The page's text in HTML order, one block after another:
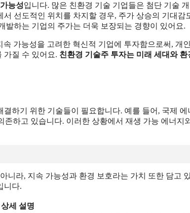
능성입니다. 많은 친환경 기술 기업들은 첨단 기술 개
선도적인 위치를 차지할 경우, 주가 상승의 기대감
발하는 기업의 주가는 더욱 보장되는 경향이 있어요.
가능성을 고려한 혁신적 기업에 투자함으로써, 개
가질 수 있어요. 친환경 기술주 투자는 미래 세대와 환
하기 위한 기술들이 필요합니다. 예를 들어, 국제 에
하고 있습니다. 이러한 상황에서 재생 가능 에너지
니라, 지속 가능성과 환경 보호라는 가치 또한 담고
니다.
상세 설명